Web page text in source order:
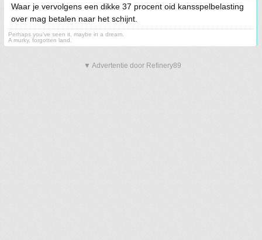
Waar je vervolgens een dikke 37 procent oid kansspelbelasting
over mag betalen naar het schijnt.
Perhaps you've seen it, maybe in a dream.
A murky, forgotten land.
▼ Advertentie door Refinery89